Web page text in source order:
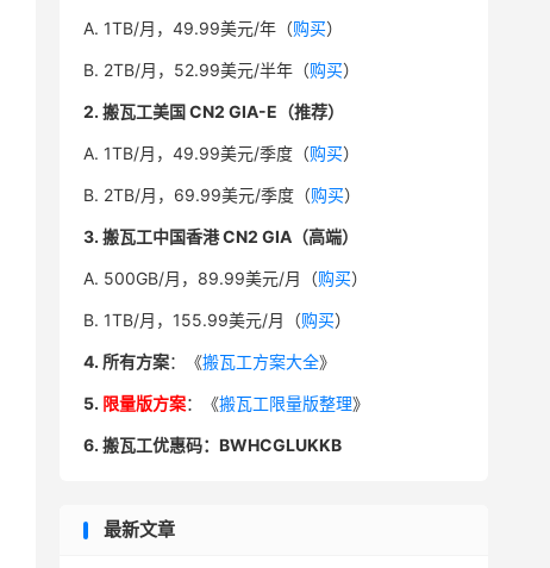
A. 1TB/月，49.99美元/年（购买）
B. 2TB/月，52.99美元/半年（购买）
2. 搬瓦工美国 CN2 GIA-E（推荐）
A. 1TB/月，49.99美元/季度（购买）
B. 2TB/月，69.99美元/季度（购买）
3. 搬瓦工中国香港 CN2 GIA（高端）
A. 500GB/月，89.99美元/月（购买）
B. 1TB/月，155.99美元/月（购买）
4. 所有方案：《搬瓦工方案大全》
5. 限量版方案：《搬瓦工限量版整理》
6. 搬瓦工优惠码：BWHCGLUKKB
最新文章